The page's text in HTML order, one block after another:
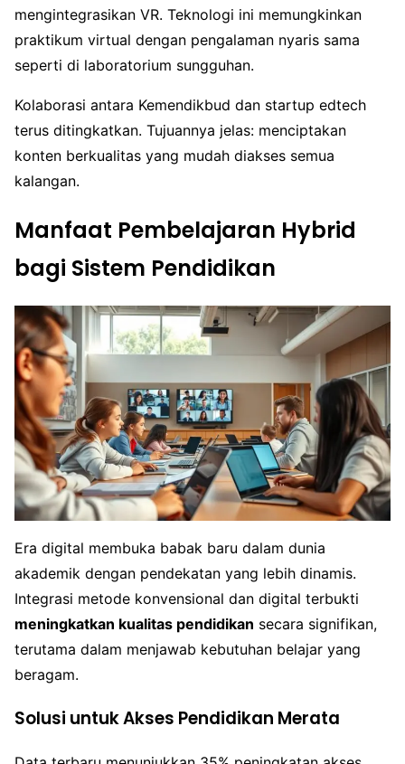
mengintegrasikan VR. Teknologi ini memungkinkan
praktikum virtual dengan pengalaman nyaris sama
seperti di laboratorium sungguhan.
Kolaborasi antara Kemendikbud dan startup edtech
terus ditingkatkan. Tujuannya jelas: menciptakan
konten berkualitas yang mudah diakses semua
kalangan.
Manfaat Pembelajaran Hybrid
bagi Sistem Pendidikan
Era digital membuka babak baru dalam dunia
akademik dengan pendekatan yang lebih dinamis.
Integrasi metode konvensional dan digital terbukti
meningkatkan kualitas pendidikan secara signifikan,
terutama dalam menjawab kebutuhan belajar yang
beragam.
Solusi untuk Akses Pendidikan Merata